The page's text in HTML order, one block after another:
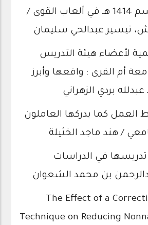
السعودية لموسم 1414 هـ في ألعاب القوى /
تيسير عبدالحي سليمان
لأعضاء هيئة التدريس
أم القرى : واقعها وأبرز
بردي الزهراني
كما يدركها العاملون
/ هند ماجد الخثيلة
في الدراسات
بن محمد الشعوان
The Effect of a
Technique on Reducing